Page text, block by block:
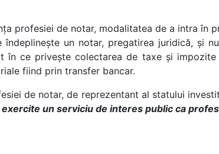
profesiei de notar, modalitatea de a intra în
un notar, pregatirea juridică, și
în ce privește colectarea de taxe și
fiind prin transfer bancar.
de notar, de reprezentant al statului
un serviciu de interes public ca